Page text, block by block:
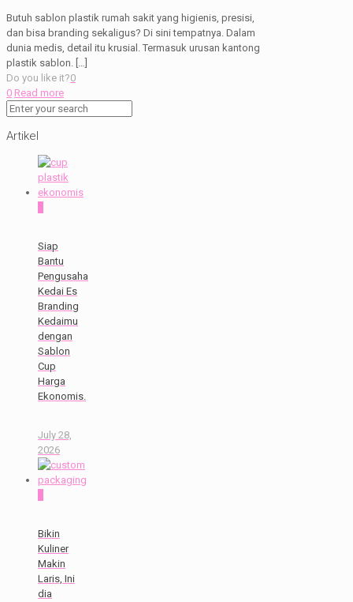
Butuh sablon plastik rumah sakit yang higienis, presisi,
dan bisa branding sekaligus? Di sini tempatnya. Dalam
dunia medis, detail itu krusial. Termasuk urusan kantong
plastik sablon. […]
Do you like it?0
0 Read more
Artikel
Siap
Bantu
Pengusaha
Kedai Es
Branding
Kedaimu
dengan
Sablon
Cup
Harga
Ekonomis.
July 28,
2026
Bikin
Kuliner
Makin
Laris, Ini
dia